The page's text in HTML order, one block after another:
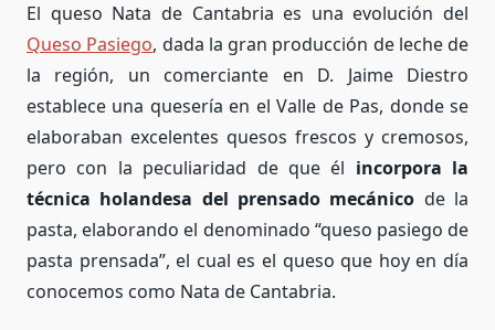
El queso Nata de Cantabria es una evolución del
Queso Pasiego, dada la gran producción de leche de
la región, un comerciante en D. Jaime Diestro
establece una quesería en el Valle de Pas, donde se
elaboraban excelentes quesos frescos y cremosos,
pero con la peculiaridad de que él incorpora la
técnica holandesa del prensado mecánico de la
pasta, elaborando el denominado “queso pasiego de
pasta prensada”, el cual es el queso que hoy en día
conocemos como Nata de Cantabria.